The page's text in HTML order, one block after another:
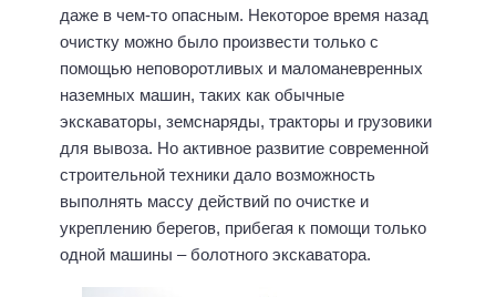
даже в чем-то опасным. Некоторое время назад
очистку можно было произвести только с
помощью неповоротливых и маломаневренных
наземных машин, таких как обычные
экскаваторы, земснаряды, тракторы и грузовики
для вывоза. Но активное развитие современной
строительной техники дало возможность
выполнять массу действий по очистке и
укреплению берегов, прибегая к помощи только
одной машины – болотного экскаватора.